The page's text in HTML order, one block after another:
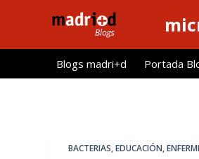
l
Blogs madri+d Portada
BACTERIAS,EDUCACIÓN,